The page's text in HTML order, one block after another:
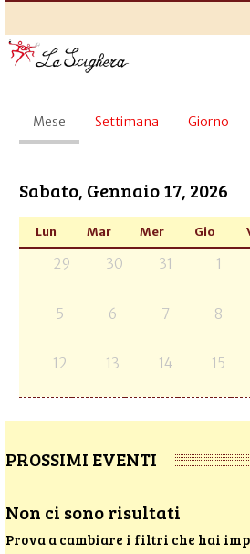
Schede
primarie
Mese (scheda
attiva)
Settimana Giorno
Sabato, Gennaio 17, 2026
Lun Mar Mer Gio
29 30 31 1
5 6 7 8
12 13 14 15
PROSSIMI EVENTI
Non ci sono risultati
Prova a cambiare i filtri che hai